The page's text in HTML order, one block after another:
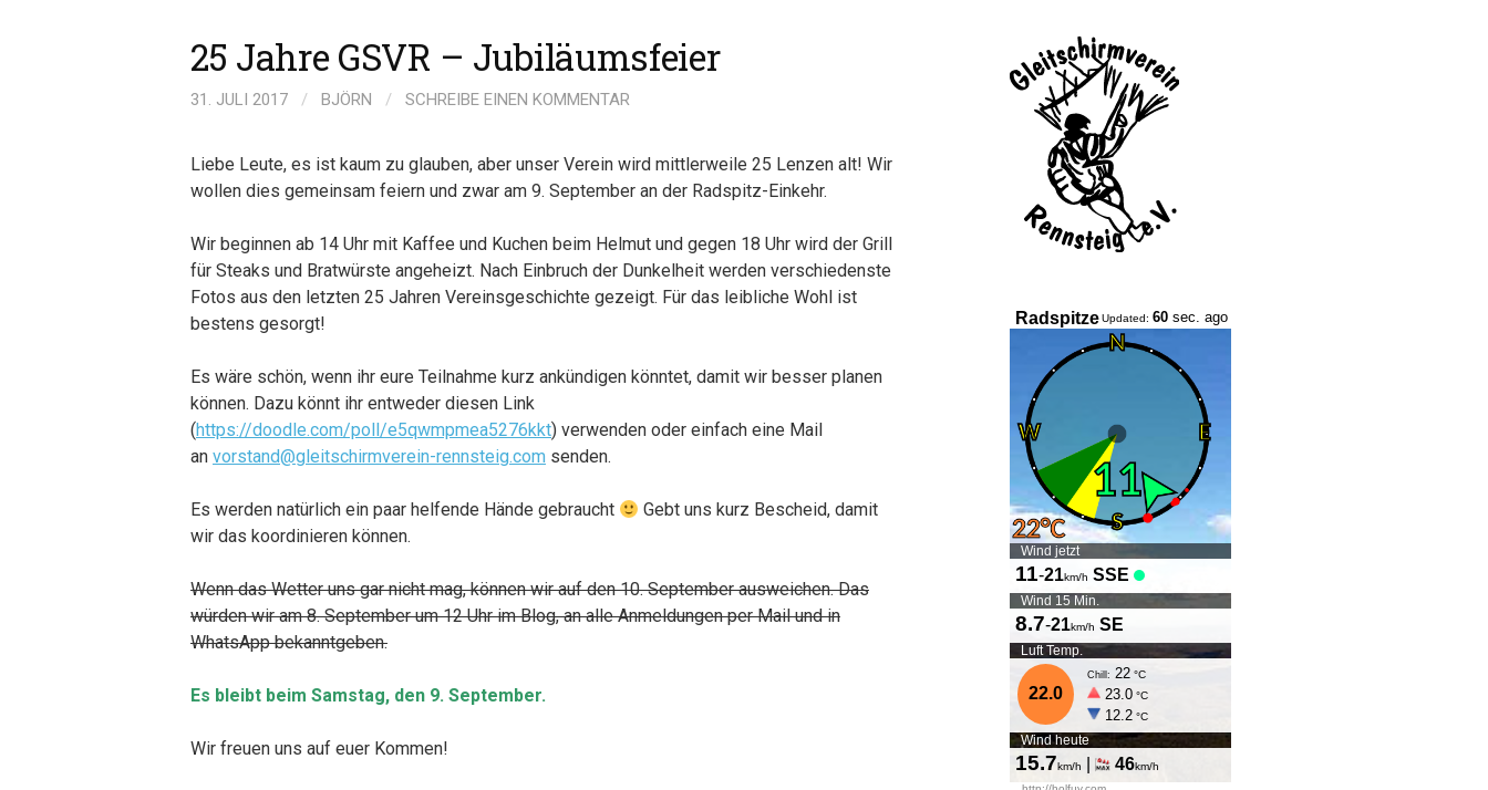
25 Jahre GSVR – Jubiläumsfeier
31. JULI 2017 / BJÖRN / SCHREIBE EINEN KOMMENTAR
Liebe Leute, es ist kaum zu glauben, aber unser Verein wird mittlerweile 25 Lenzen alt! Wir
wollen dies gemeinsam feiern und zwar am 9. September an der Radspitz-Einkehr.
Wir beginnen ab 14 Uhr mit Kaffee und Kuchen beim Helmut und gegen 18 Uhr wird der Grill
für Steaks und Bratwürste angeheizt. Nach Einbruch der Dunkelheit werden verschiedenste
Fotos aus den letzten 25 Jahren Vereinsgeschichte gezeigt. Für das leibliche Wohl ist
bestens gesorgt!
Es wäre schön, wenn ihr eure Teilnahme kurz ankündigen könntet, damit wir besser planen
können. Dazu könnt ihr entweder diesen Link
(https://doodle.com/poll/e5qwmpmea5276kkt) verwenden oder einfach eine Mail
an vorstand@gleitschirmverein-rennsteig.com senden.
Es werden natürlich ein paar helfende Hände gebraucht
Gebt uns kurz Bescheid, damit
wir das koordinieren können.
Wenn das Wetter uns gar nicht mag, können wir auf den 10. September ausweichen. Das
würden wir am 8. September um 12 Uhr im Blog, an alle Anmeldungen per Mail und in
WhatsApp bekanntgeben.
Es bleibt beim Samstag, den 9. September.
Wir freuen uns auf euer Kommen!